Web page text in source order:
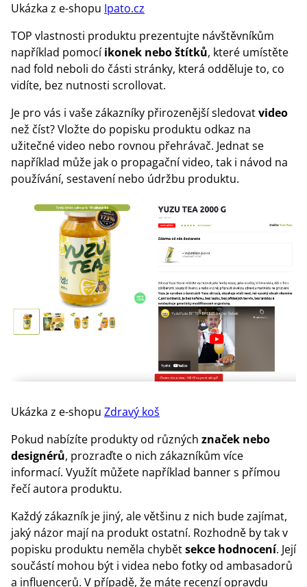
Ukázka z e-shopu Ipato.cz
TOP vlastnosti produktu prezentujte návštěvníkům
například pomocíikonek nebo štítků, které umístěte
nad fold neboli do části stránky, která odděluje to, co
vidíte, bez nutnosti scrollovat.
Je pro vás i vaše zákazníky přirozenější sledovatvideo
než číst? Vložte do popisku produktu odkaz na
užitečné video nebo rovnou přehrávač. Jednat se
například může jak o propagační video, tak i návod na
používání, sestavení nebo údržbu produktu.
Ukázka z e-shopu Zdravý koš
Pokud nabízíte produkty od různých značek nebo
designérů, prozraďte o nich zákazníkům více
informací. Využít můžete například banner s přímou
řečí autora produktu.
Každý zákazník je jiný, ale většinu z nich bude zajímat,
jaký názor mají na produkt ostatní. Rozhodně by tak v
popisku produktu neměla chybětsekce hodnocení. Její
součástí mohou být i videa nebo fotky od ambasadorů
a influencerů. V případě, že máte recenzí opravdu